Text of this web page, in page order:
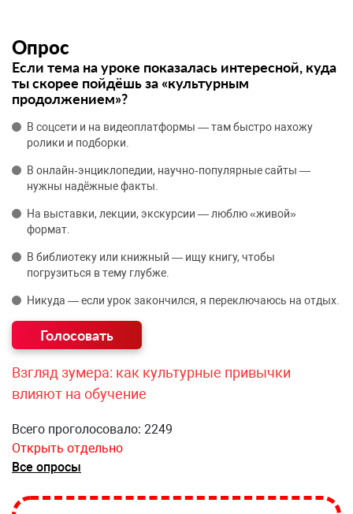
Опрос
Если тема на уроке показалась интересной, куда
ты скорее пойдёшь за «культурным
продолжением»?
В соцсети и на видеоплатформы — там быстро нахожу
ролики и подборки.
В онлайн‑энциклопедии, научно‑популярные сайты —
нужны надёжные факты.
На выставки, лекции, экскурсии — люблю «живой»
формат.
В библиотеку или книжный — ищу книгу, чтобы
погрузиться в тему глубже.
Никуда — если урок закончился, я переключаюсь на отдых.
Взгляд зумера: как культурные привычки
влияют на обучение
Всего проголосовало: 2249
Открыть отдельно
Все опросы